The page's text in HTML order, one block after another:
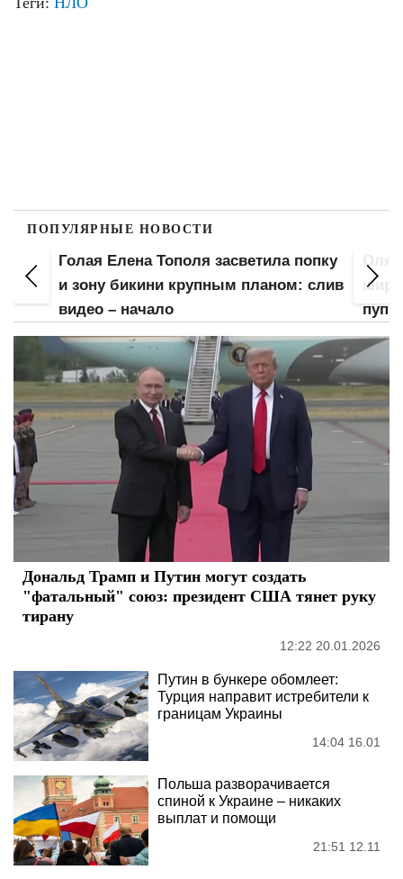
ПОПУЛЯРНЫЕ НОВОСТИ
Голая Елена Тополя засветила попку
и зону бикини крупным планом: слив
видео – начало
Дональд Трамп и Путин могут создать
"фатальный" союз: президент США тянет руку
тирану
12:22 20.01.2026
Путин в бункере обомлеет:
Турция направит истребители к
границам Украины
14:04 16.01
Польша разворачивается
спиной к Украине – никаких
выплат и помощи
21:51 12.11